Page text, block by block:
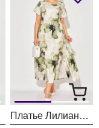
Платье Лилиана 1530ц олива